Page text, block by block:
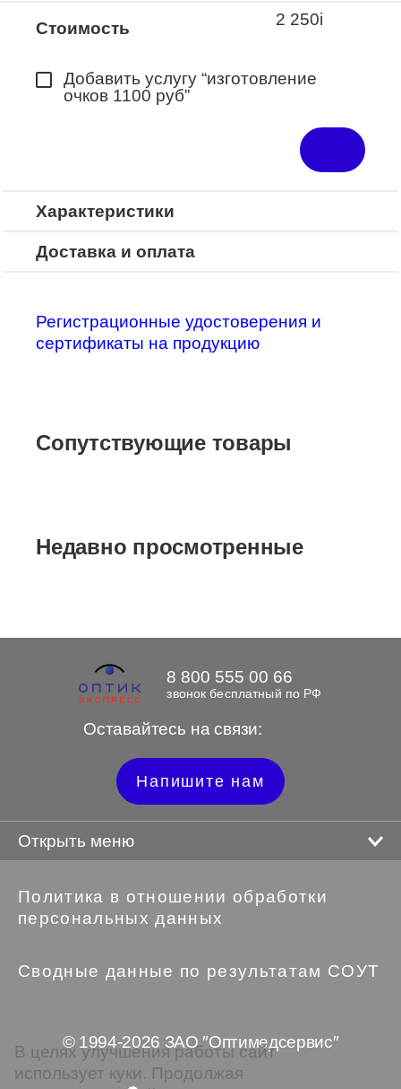
Стоимость 2 250i
Добавить услугу “изготовление
очков 1100 руб”
Характеристики
Доставка и оплата
Регистрационные удостоверения и
сертификаты на продукцию
Сопутствующие товары
Недавно просмотренные
Оставайтесь на связи:
8 800 555 00 66
звонок бесплатный по РФ
Напишите нам
Открыть меню
Политика в отношении обработки
персональных данных
Сводные данные по результатам СОУТ
© 1994-2026 ЗАО ″Оптимедсервис″
В целях улучшения работы сайт
использует куки. Продолжая